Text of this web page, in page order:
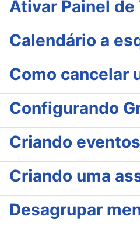
Ativar Painel
Calendário a
Como cancelar
Configurando
Criando
Criando uma
Desagrupar